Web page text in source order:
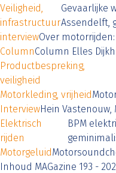
Veiligheid,
infrastructuur
Gevaarlijke
Assendelft,
interviewOver
ColumnColumn Elles
Productbespreking,
veiligheid
Motorkleding, vrijheid
InterviewHein Vastenouw,
Elektrisch
rijden
BPM
Motorgeluid
Inhoud MAGazine 193 -